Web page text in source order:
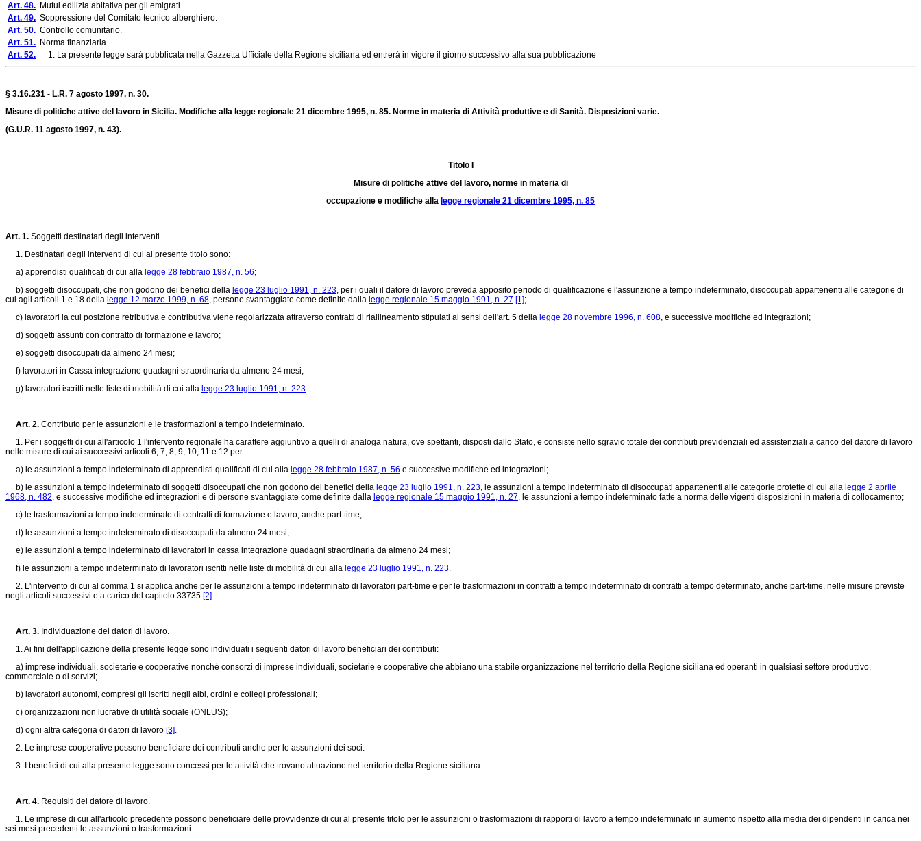
Art. 48. Mutui edilizia abitativa per gli emigrati.
Art. 49. Soppressione del Comitato tecnico alberghiero.
Art. 50. Controllo comunitario.
Art. 51. Norma finanziaria.
Art. 52. 1. La presente legge sarà pubblicata nella Gazzetta Ufficiale della Regione siciliana ed entrerà in vigore il giorno successivo alla sua pubblicazione
§ 3.16.231 - L.R. 7 agosto 1997, n. 30.
Misure di politiche attive del lavoro in Sicilia. Modifiche alla legge regionale 21 dicembre 1995, n. 85. Norme in materia di Attività produttive e di Sanità. Disposizioni varie.
(G.U.R. 11 agosto 1997, n. 43).
TitoloI
Misure di politiche attive del lavoro, norme in materia di
occupazione e modifiche alla legge regionale 21 dicembre 1995, n. 85
Art. 1. Soggetti destinatari degli interventi.
1. Destinatari degli interventi di cui al presente titolo sono:
a) apprendisti qualificati di cui alla legge 28 febbraio 1987, n. 56;
b) soggetti disoccupati, che non godono dei benefici della legge 23 luglio 1991, n. 223, per i quali il datore di lavoro preveda apposito periodo di qualificazione e l'assunzione a tempo indeterminato, disoccupati appartenenti alle categorie di
cui agli articoli 1 e 18 della legge 12 marzo 1999, n. 68, persone svantaggiate come definite dalla legge regionale 15 maggio 1991, n. 27 [1];
c) lavoratori la cui posizione retributiva e contributiva viene regolarizzata attraverso contratti di riallineamento stipulati ai sensi dell'art. 5 della legge 28 novembre 1996, n. 608, e successive modifiche ed integrazioni;
d) soggetti assunti con contratto di formazione e lavoro;
e) soggetti disoccupati da almeno 24 mesi;
f) lavoratori in Cassa integrazione guadagni straordinaria da almeno 24 mesi;
g) lavoratori iscritti nelle liste di mobilità di cui alla legge 23 luglio 1991, n. 223.
Art. 2. Contributo per le assunzioni e le trasformazioni a tempo indeterminato.
1. Per i soggetti di cui all'articolo 1 l'intervento regionale ha carattere aggiuntivo a quelli di analoga natura, ove spettanti, disposti dallo Stato, e consiste nello sgravio totale dei contributi previdenziali ed assistenziali a carico del datore di lavoro
nelle misure di cui ai successivi articoli 6, 7, 8, 9, 10, 11 e 12 per:
a) le assunzioni a tempo indeterminato di apprendisti qualificati di cui alla legge 28 febbraio 1987, n. 56 e successive modifiche ed integrazioni;
b) le assunzioni a tempo indeterminato di soggetti disoccupati che non godono dei benefici della legge 23 luglio 1991, n. 223, le assunzioni a tempo indeterminato di disoccupati appartenenti alle categorie protette di cui alla legge 2 aprile
1968, n. 482, e successive modifiche ed integrazioni e di persone svantaggiate come definite dalla legge regionale 15 maggio 1991, n. 27, le assunzioni a tempo indeterminato fatte a norma delle vigenti disposizioni in materia di collocamento;
c) le trasformazioni a tempo indeterminato di contratti di formazione e lavoro, anche part-time;
d) le assunzioni a tempo indeterminato di disoccupati da almeno 24 mesi;
e) le assunzioni a tempo indeterminato di lavoratori in cassa integrazione guadagni straordinaria da almeno 24 mesi;
f) le assunzioni a tempo indeterminato di lavoratori iscritti nelle liste di mobilità di cui alla legge 23 luglio 1991, n. 223.
2. L'intervento di cui al comma 1 si applica anche per le assunzioni a tempo indeterminato di lavoratori part-time e per le trasformazioni in contratti a tempo indeterminato di contratti a tempo determinato, anche part-time, nelle misure previste
negli articoli successivi e a carico del capitolo 33735 [2].
Art. 3. Individuazione dei datori di lavoro.
1. Ai fini dell'applicazione della presente legge sono individuati i seguenti datori di lavoro beneficiari dei contributi:
a) imprese individuali, societarie e cooperative nonché consorzi di imprese individuali, societarie e cooperative che abbiano una stabile organizzazione nel territorio della Regione siciliana ed operanti in qualsiasi settore produttivo,
commerciale o di servizi;
b) lavoratori autonomi, compresi gli iscritti negli albi, ordini e collegi professionali;
c) organizzazioni non lucrative di utilità sociale (ONLUS);
d) ogni altra categoria di datori di lavoro [3].
2. Le imprese cooperative possono beneficiare dei contributi anche per le assunzioni dei soci.
3. I benefici di cui alla presente legge sono concessi per le attività che trovano attuazione nel territorio della Regione siciliana.
Art. 4. Requisiti del datore di lavoro.
1. Le imprese di cui all'articolo precedente possono beneficiare delle provvidenze di cui al presente titolo per le assunzioni o trasformazioni di rapporti di lavoro a tempo indeterminato in aumento rispetto alla media dei dipendenti in carica nei
sei mesi precedenti le assunzioni o trasformazioni.